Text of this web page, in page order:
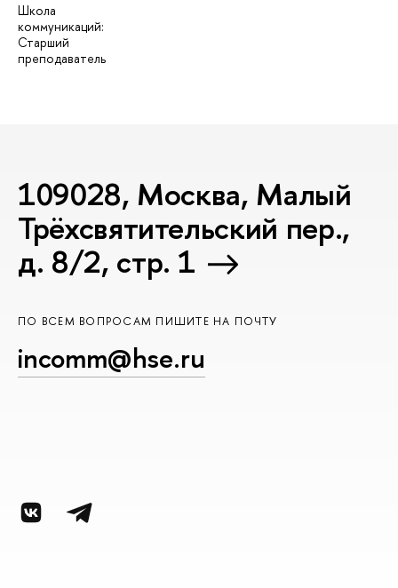
Школа
коммуникаций:
Старший
преподаватель
109028, Москва, Малый
Трёхсвятительский пер.,
д. 8/2, стр. 1
ПО ВСЕМ ВОПРОСАМ ПИШИТЕ НА ПОЧТУ
incomm@hse.ru